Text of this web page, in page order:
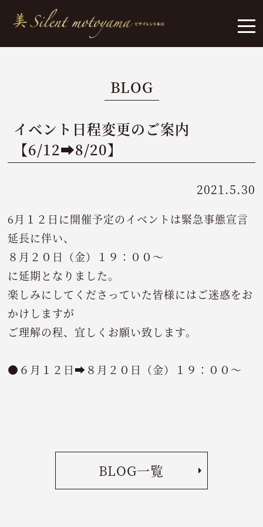
BLOG
イベント日程変更のご案内
【6/12➡8/20】
2021.5.30
6月１２日に開催予定のイベントは緊急事態宣言
延長に伴い、
８月２０日（金）１９：００～
に延期となりました。
楽しみにしてくださっていた皆様にはご迷惑をお
かけしますが
ご理解の程、宜しくお願い致します。
●６月１２日➡８月２０日（金）１９：００～
BLOG一覧